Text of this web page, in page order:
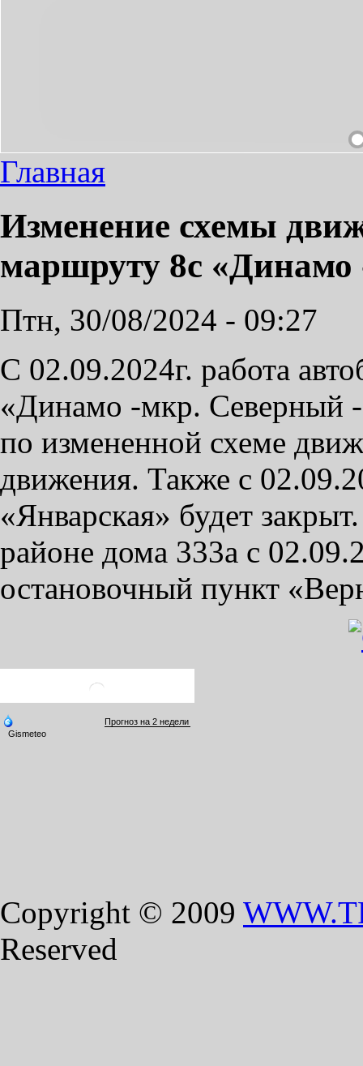
Главная
Изменение схемы
маршруту 8с
Птн, 30/08/2024 - 09:27
С 02.09.2024г. работа
«Динамо -мкр. Северный -
по измененной схеме
движения. Также с
«Январская» будет
районе дома 333а с
остановочный пункт
Copyright © 2009
Reserved